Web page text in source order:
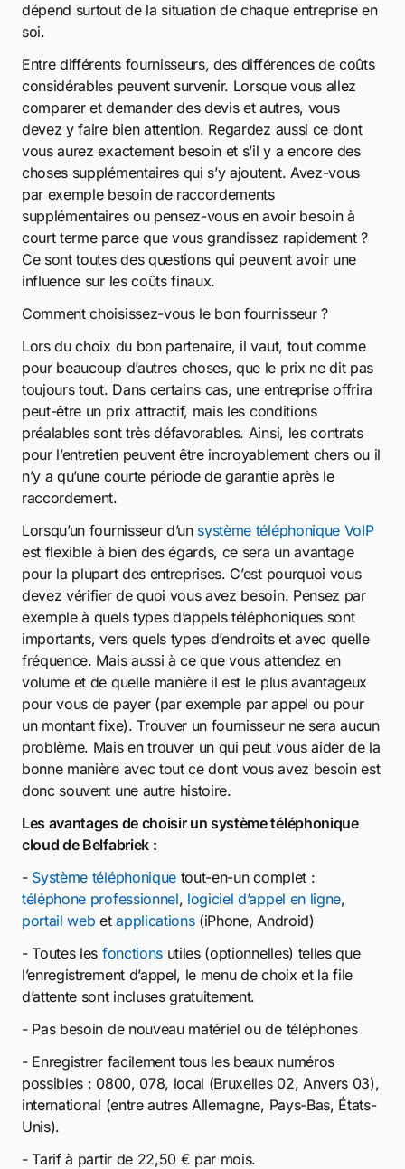
dépend surtout de la situation de chaque entreprise en
soi.
Entre différents fournisseurs, des différences de coûts
considérables peuvent survenir. Lorsque vous allez
comparer et demander des devis et autres, vous
devez y faire bien attention. Regardez aussi ce dont
vous aurez exactement besoin et s’il y a encore des
choses supplémentaires qui s’y ajoutent. Avez-vous
par exemple besoin de raccordements
supplémentaires ou pensez-vous en avoir besoin à
court terme parce que vous grandissez rapidement ?
Ce sont toutes des questions qui peuvent avoir une
influence sur les coûts finaux.
Comment choisissez-vous le bon fournisseur ?
Lors du choix du bon partenaire, il vaut, tout comme
pour beaucoup d’autres choses, que le prix ne dit pas
toujours tout. Dans certains cas, une entreprise offrira
peut-être un prix attractif, mais les conditions
préalables sont très défavorables. Ainsi, les contrats
pour l’entretien peuvent être incroyablement chers ou il
n’y a qu’une courte période de garantie après le
raccordement.
Lorsqu’un fournisseur d’un système téléphonique VoIP
est flexible à bien des égards, ce sera un avantage
pour la plupart des entreprises. C’est pourquoi vous
devez vérifier de quoi vous avez besoin. Pensez par
exemple à quels types d’appels téléphoniques sont
importants, vers quels types d’endroits et avec quelle
fréquence. Mais aussi à ce que vous attendez en
volume et de quelle manière il est le plus avantageux
pour vous de payer (par exemple par appel ou pour
un montant fixe). Trouver un fournisseur ne sera aucun
problème. Mais en trouver un qui peut vous aider de la
bonne manière avec tout ce dont vous avez besoin est
donc souvent une autre histoire.
Les avantages de choisir un système téléphonique
cloud de Belfabriek :
- Système téléphoniquetout-en-un complet :
téléphone professionnel, logiciel d’appel en ligne,
portail web etapplications(iPhone, Android)
- Toutes les fonctionsutiles (optionnelles) telles que
l’enregistrement d’appel, le menu de choix et la file
d’attente sont incluses gratuitement.
- Pas besoin de nouveau matériel ou de téléphones
- Enregistrer facilement tous les beaux numéros
possibles : 0800, 078, local (Bruxelles 02, Anvers 03),
international (entre autres Allemagne, Pays-Bas, États-
Unis).
- Tarif à partir de 22,50 € par mois.